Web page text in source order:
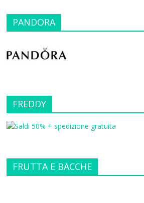
PANDORA
FREDDY
FRUTTA E BACCHE